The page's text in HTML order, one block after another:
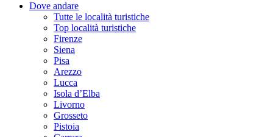
Dove andare
Tutte le località turistiche
Top località turistiche
Firenze
Siena
Pisa
Arezzo
Lucca
Isola d’Elba
Livorno
Grosseto
Pistoia